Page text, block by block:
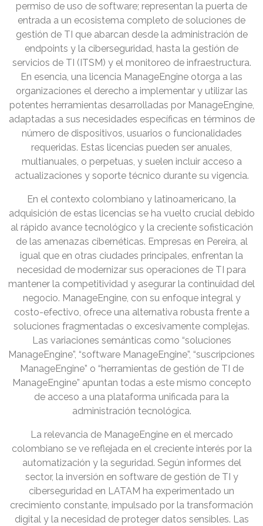
permiso de uso de software; representan la puerta de
entrada a un ecosistema completo de soluciones de
gestión de TI que abarcan desde la administración de
endpoints y la ciberseguridad, hasta la gestión de
servicios de TI (ITSM) y el monitoreo de infraestructura.
En esencia, una licencia ManageEngine otorga a las
organizaciones el derecho a implementar y utilizar las
potentes herramientas desarrolladas por ManageEngine,
adaptadas a sus necesidades específicas en términos de
número de dispositivos, usuarios o funcionalidades
requeridas. Estas licencias pueden ser anuales,
multianuales, o perpetuas, y suelen incluir acceso a
actualizaciones y soporte técnico durante su vigencia.
En el contexto colombiano y latinoamericano, la
adquisición de estas licencias se ha vuelto crucial debido
al rápido avance tecnológico y la creciente sofisticación
de las amenazas cibernéticas. Empresas en Pereira, al
igual que en otras ciudades principales, enfrentan la
necesidad de modernizar sus operaciones de TI para
mantener la competitividad y asegurar la continuidad del
negocio. ManageEngine, con su enfoque integral y
costo-efectivo, ofrece una alternativa robusta frente a
soluciones fragmentadas o excesivamente complejas.
Las variaciones semánticas como “soluciones
ManageEngine”, “software ManageEngine”, “suscripciones
ManageEngine” o “herramientas de gestión de TI de
ManageEngine” apuntan todas a este mismo concepto
de acceso a una plataforma unificada para la
administración tecnológica.
La relevancia de ManageEngine en el mercado
colombiano se ve reflejada en el creciente interés por la
automatización y la seguridad. Según informes del
sector, la inversión en software de gestión de TI y
ciberseguridad en LATAM ha experimentado un
crecimiento constante, impulsado por la transformación
digital y la necesidad de proteger datos sensibles. Las